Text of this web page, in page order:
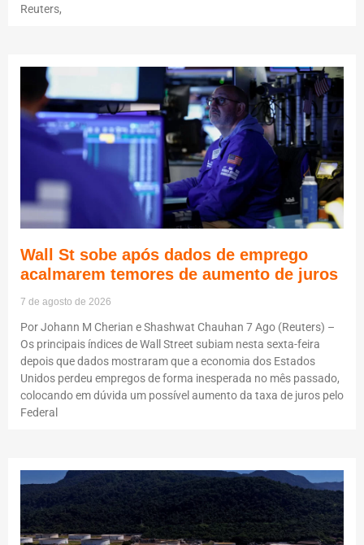
Reuters,
Wall St sobe após dados de emprego
acalmarem temores de aumento de juros
7 de agosto de 2026
Por Johann M Cherian e Shashwat Chauhan 7 Ago (Reuters) –
Os principais índices de Wall Street subiam nesta sexta-feira
depois que dados mostraram que a economia dos Estados
Unidos perdeu empregos de forma inesperada no mês passado,
colocando em dúvida um possível aumento da taxa de juros pelo
Federal